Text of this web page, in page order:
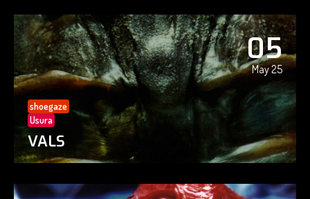
05
May 25
shoegaze
Usura
VALS